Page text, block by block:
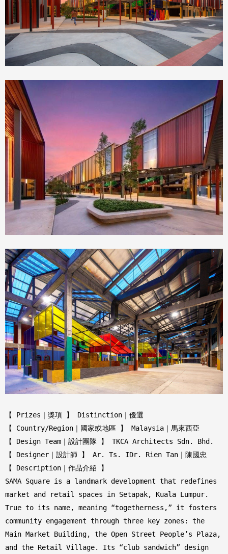
【 Prizes｜獎項 】 Distinction｜優選
【 Country/Region｜國家或地區 】 Malaysia｜馬來西亞
【 Design Team｜設計團隊 】 TKCA Architects Sdn. Bhd.
【 Designer｜設計師 】 Ar. Ts. IDr. Rien Tan｜陳國忠
【 Description｜作品介紹 】
SAMA Square is a landmark development that redefines
market and retail spaces in Setapak, Kuala Lumpur.
True to its name, meaning “togetherness,” it fosters
community engagement through three key zones: the
Main Market Building, the Open Street People’s Plaza,
and the Retail Village. Its “club sandwich” design